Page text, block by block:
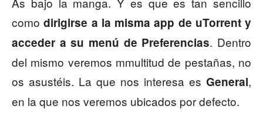
comodirigirse a la misma app de uTorrent y
acceder a su menú de Preferencias. Dentro
del mismo veremos mmultitud de pestañas, no
os asustéis. La que nos interesa es General,
en la que nos veremos ubicados por defecto.